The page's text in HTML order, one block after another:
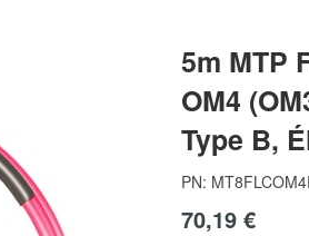
5m MTP
OM4
Type B,
PN:
70,19 €